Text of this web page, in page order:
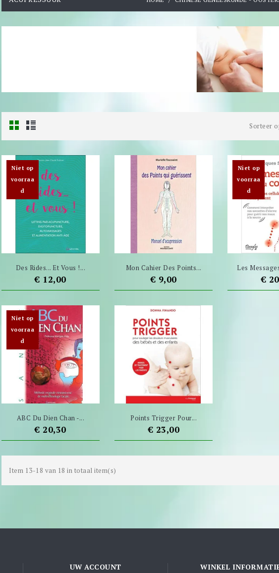
Sorteer
Niet op
voorraa
d
Des Rides... Et Vous !...
Prijs
€ 12,00
Mon Cahier Des Points...
Prijs
€ 9,00
Niet op
voorraa
d
Les
€
Niet op
voorraa
d
ABC Du Dien Chan -...
Prijs
€ 20,30
Points Trigger Pour...
Prijs
€ 23,00
Item 13-18 van 18 in totaal item(s)
UW ACCOUNT WINKEL